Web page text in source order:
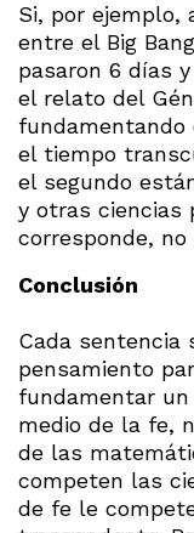
Si, por ejemplo,
entre el Big
pasaron 6 días
el relato del
fundamentando
el tiempo
el segundo
y otras ciencias
corresponde,
Conclusión
Cada sentencia
pensamiento
fundamentar
medio de la fe,
de las
competen las
de fe le